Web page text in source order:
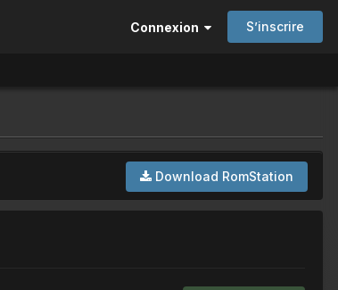
Connexion S’inscrire
Download RomStation